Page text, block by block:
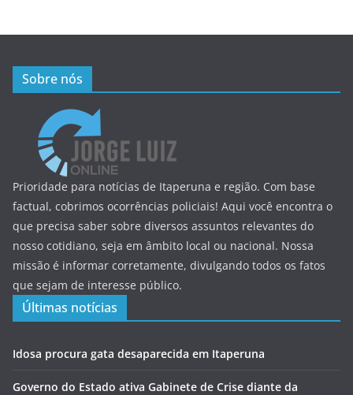
Sobre nós
Prioridade para notícias de Itaperuna e região. Com base
factual, cobrimos ocorrências policiais! Aqui você encontra o
que precisa saber sobre diversos assuntos relevantes do
nosso cotidiano, seja em âmbito local ou nacional. Nossa
missão é informar corretamente, divulgando todos os fatos
que sejam de interesse público.
Últimas notícias
Idosa procura gata desaparecida em Itaperuna
Governo do Estado ativa Gabinete de Crise diante da